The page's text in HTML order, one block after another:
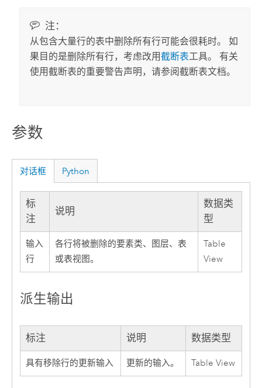
注：
从包含大量行的表中删除所有行可能会很耗时。 如
果目的是删除所有行，考虑改用截断表工具。 有关
使用截断表的重要警告声明，请参阅截断表文档。
参数
对话框 Python
标
注
说明
数据类
型
输入
行
各行将被删除的要素类、图层、表
或表视图。
Table
View
派生输出
标注 说明 数据类型
具有移除行的更新输入 更新的输入。 Table View